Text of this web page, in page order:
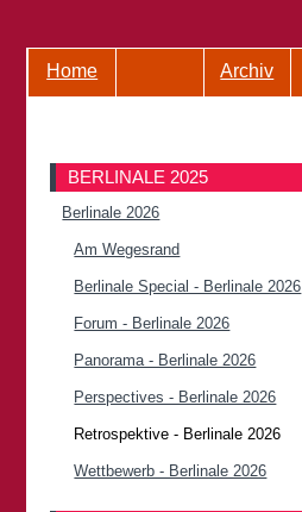
Home Archiv
BERLINALE 2025
Berlinale 2026
Am Wegesrand
Berlinale Special - Berlinale 2026
Forum - Berlinale 2026
Panorama - Berlinale 2026
Perspectives - Berlinale 2026
Retrospektive - Berlinale 2026
Wettbewerb - Berlinale 2026